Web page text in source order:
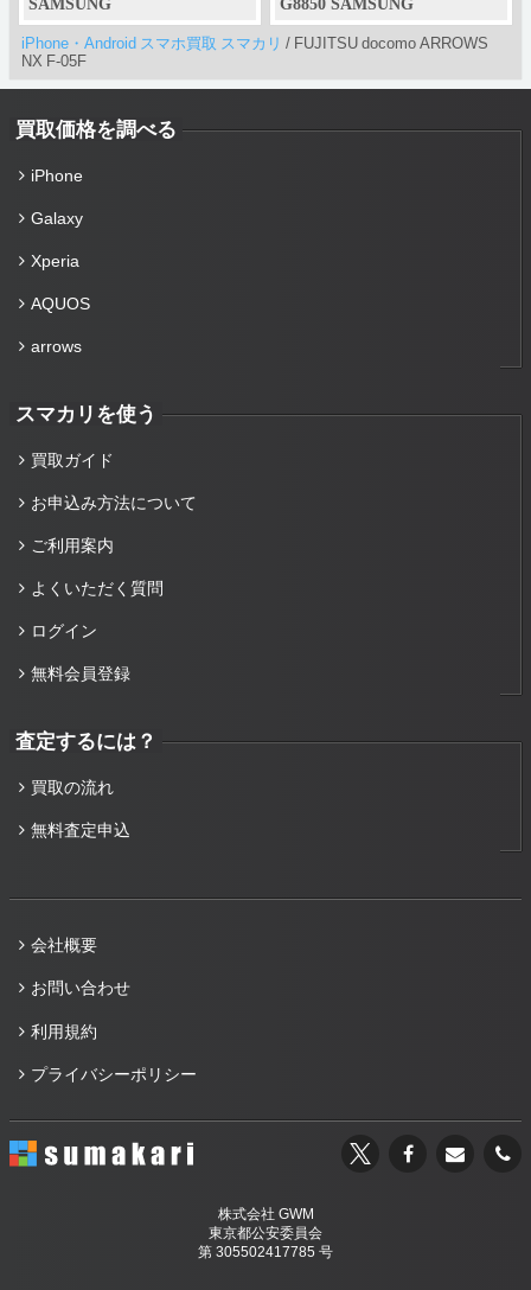
SAMSUNG
G8850 SAMSUNG
iPhone・Android スマホ買取 スマカリ / FUJITSU docomo ARROWS
NX F-05F
買取価格を調べる
iPhone
Galaxy
Xperia
AQUOS
arrows
スマカリを使う
買取ガイド
お申込み方法について
ご利用案内
よくいただく質問
ログイン
無料会員登録
査定するには？
買取の流れ
無料査定申込
会社概要
お問い合わせ
利用規約
プライバシーポリシー
株式会社 GWM
東京都公安委員会
第 305502417785 号